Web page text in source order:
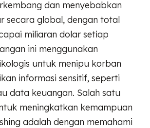
dan menyebabkan
secara global, dengan total
miliaran dolar setiap
ini menggunakan
untuk menipu korban
informasi sensitif, seperti
data keuangan. Salah satu
meningkatkan kemampuan
adalah dengan memahami